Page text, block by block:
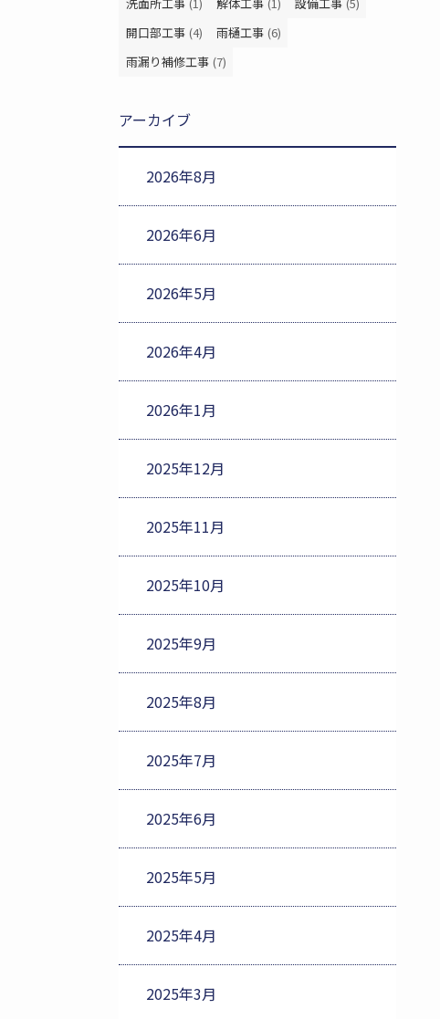
開口部工事 (4) 雨樋工事 (6)
雨漏り補修工事 (7)
アーカイブ
2026年8月
2026年6月
2026年5月
2026年4月
2026年1月
2025年12月
2025年11月
2025年10月
2025年9月
2025年8月
2025年7月
2025年6月
2025年5月
2025年4月
2025年3月